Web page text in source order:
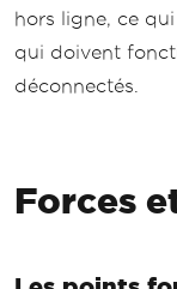
hors ligne, ce
qui doivent
déconnectés.
Forces